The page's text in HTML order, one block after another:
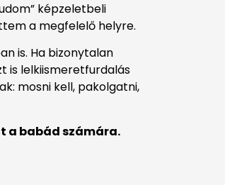
képzeletbeli
a megfelelő helyre.
is. Ha bizonytalan
is lelkiismeretfurdalás
mosni kell, pakolgatni,
a babád számára.